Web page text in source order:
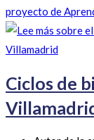
proyecto de
Ciclos de